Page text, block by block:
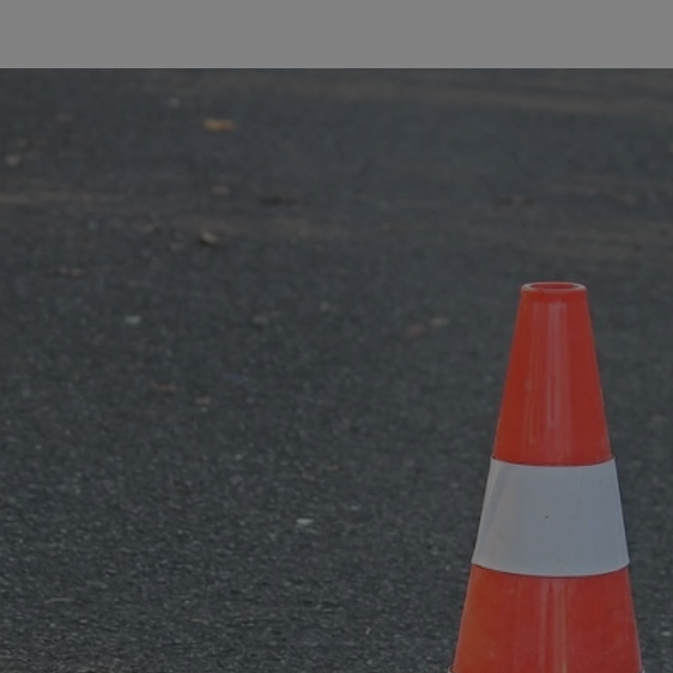
niezbędnych plików cookie nie można prawidłowo korzystać ze strony internetowej.
przechowywania
uwierzytelniania i bezpieczeństwa, zapewniając, że
użytkownicy pozostają zalogowani, a ich dane są
zabezpieczone, jak poruszać się przez witrynę
internetową lub interakcji z jej usług.
Ten plik cookie służy do rozróżniania ludzi i botów.
umożliwia tworzenie ważnych raportów na temat
Ten plik cookie służy do rozróżniania ludzi i botów.
Jest to korzystne dla strony internetowej, ponieważ
umożliwia tworzenie ważnych raportów na temat
korzystania z jej witryny internetowej.
YouTube
.youtube.com
5 miesięcy 4
Ten plik cookie jest używany do przechowywania
zgody użytkownika i wyboru prywatności dla ich
interakcji z witryną. Rejestruje dane dotyczące
zgody odwiedzającego na różne polityki i
ustawienia prywatności, zapewniając, że ich
preferencje zostaną uhonorowane w przyszłych
sesjach.
CookieScript
4 tygodnie 2 dni
Ten plik cookie jest używany przez usługę Cookie-
Polityce prywatności Google